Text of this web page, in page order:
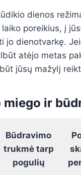
dienos
poreikius, į
jo dienotvarkę.
atėjo metas
jūsų mažylį
miego ir
Būdravimo
trukmė tarp
pogulių